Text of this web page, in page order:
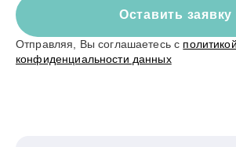
Оставить заявку
Отправляя, Вы соглашаетесь с политикой
конфиденциальности данных